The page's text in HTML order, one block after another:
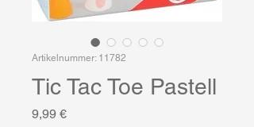
Artikelnummer: 11782
Tic Tac Toe Pastell
9,99 €Preis